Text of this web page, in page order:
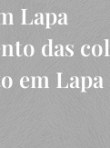
Lapa
das
em Lapa